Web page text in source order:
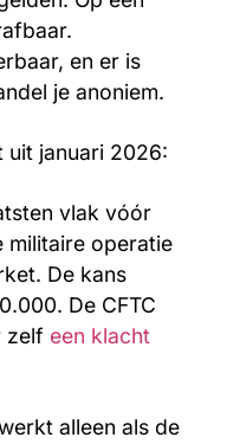
en er is
je anoniem.
uit januari 2026:
vlak vóór
militaire operatie
De kans
De CFTC
zelf een klacht
alleen als de